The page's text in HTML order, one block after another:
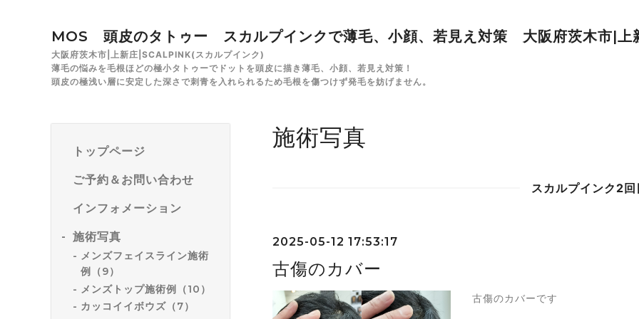
MOS 頭皮のタトゥー スカルプインクで薄毛、小顔、若見え対策 大阪府茨木市|上
大阪府茨木市|上新庄|SCALPINK(スカルプインク)
薄毛の悩みを毛根ほどの極小タトゥーでドットを頭皮に描き薄毛、小顔、若見え対策！
頭皮の極浅い層に安定した深さで刺青を入れられるため毛根を傷つけず発毛を妨げません。
トップページ
ご予約＆お問い合わせ
インフォメーション
施術写真
メンズフェイスライン施術
例（9）
メンズトップ施術例（10）
カッコイイボウズ（7）
施術写真
スカルプインク2回
2025-05-12 17:53:17
古傷のカバー
古傷のカバーです